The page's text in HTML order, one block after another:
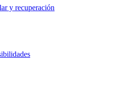
y recuperación